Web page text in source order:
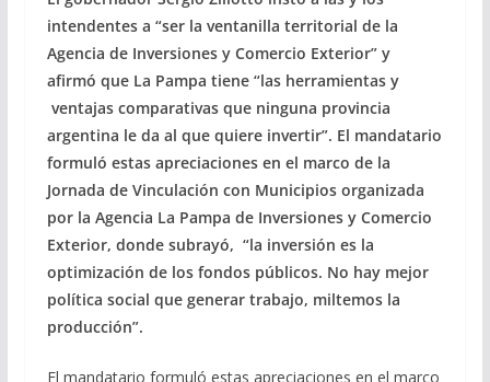
intendentes a “ser la ventanilla territorial de la
Agencia de Inversiones y Comercio Exterior” y
afirmó que La Pampa tiene “las herramientas y
ventajas comparativas que ninguna provincia
argentina le da al que quiere invertir”. El mandatario
formuló estas apreciaciones en el marco de la
Jornada de Vinculación con Municipios organizada
por la Agencia La Pampa de Inversiones y Comercio
Exterior, donde subrayó, “la inversión es la
optimización de los fondos públicos. No hay mejor
política social que generar trabajo, miltemos la
producción”.
El mandatario formuló estas apreciaciones en el marco